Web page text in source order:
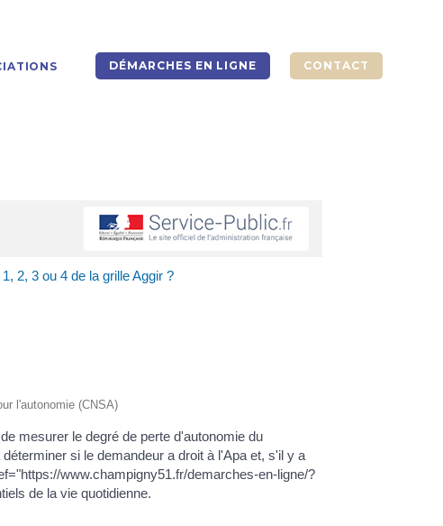
DÉMARCHES EN LIGNE CONTACT
2, 3 ou 4 de la grille Aggir ?
l'autonomie (CNSA)
mesurer le degré de perte d'autonomie du
si le demandeur a droit à l'Apa et, s'il y a
www.champigny51.fr/demarches-en-ligne/?
de la vie quotidienne.